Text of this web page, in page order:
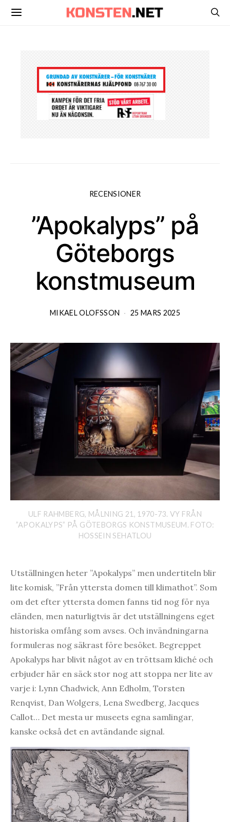
RECENSIONER
”Apokalyps” på
Göteborgs
konstmuseum
MIKAEL OLOFSSON 25 MARS 2025
ULF RAHMBERG, MÅLNING 21, 1970-73. VY FRÅN
”APOKALYPS” PÅ GÖTEBORGS KONSTMUSEUM. FOTO:
HOSSEIN SEHATLOU
Utställningen heter ”Apokalyps” men undertiteln blir
lite komisk, ”Från yttersta domen till klimathot”. Som
om det efter yttersta domen fanns tid nog för nya
eländen, men naturligtvis är det utställningens eget
historiska omfång som avses. Och invändningarna
formuleras nog säkrast före besöket. Begreppet
Apokalyps har blivit något av en tröttsam kliché och
erbjuder här en säck stor nog att stoppa ner lite av
varje i: Lynn Chadwick, Ann Edholm, Torsten
Renqvist, Dan Wolgers, Lena Swedberg, Jacques
Callot… Det mesta ur museets egna samlingar,
kanske också det en avtändande signal.